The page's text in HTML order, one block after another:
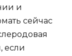
и
сейчас
если